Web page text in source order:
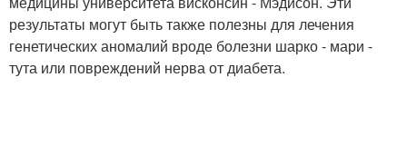
результаты могут быть также полезны для лечения
генетических аномалий вроде болезни шарко - мари -
тута или повреждений нерва от диабета.